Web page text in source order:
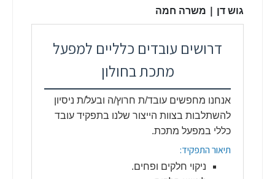
גוש דן | משרה חמה
דרושים עובדים כלליים למפעל
מתכת בחולון
אנחנו מחפשים עובד/ת חרוץ/ה ובעל/ת ניסיון
להשתלבות בצוות הייצור שלנו בתפקיד עובד
כללי במפעל מתכת.
תיאור התפקיד:
ניקוי חלקים ופחים.